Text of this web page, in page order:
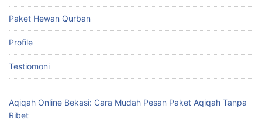
Paket Hewan Qurban
Profile
Testiomoni
Aqiqah Online Bekasi: Cara Mudah Pesan Paket Aqiqah Tanpa
Ribet